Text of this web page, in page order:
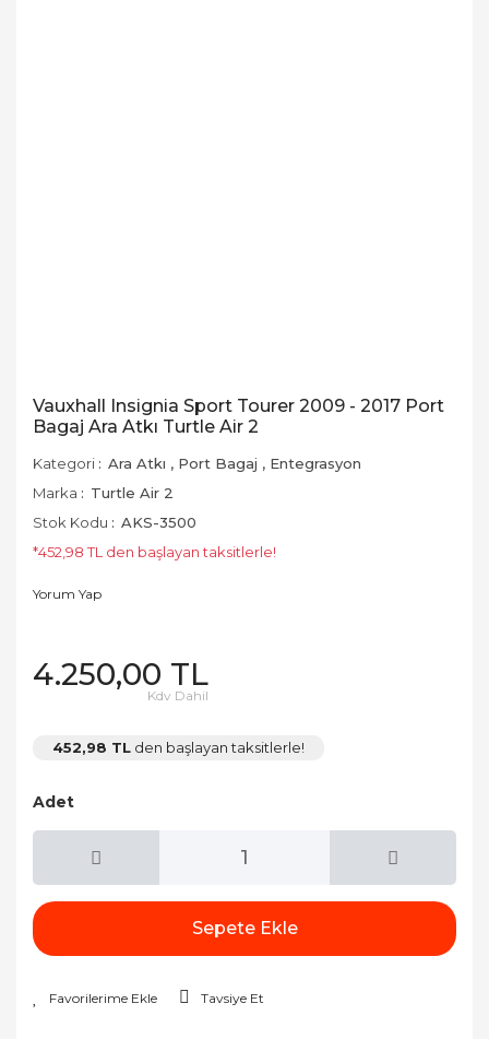
Vauxhall Insignia Sport Tourer 2009 - 2017 Port
Bagaj Ara Atkı Turtle Air 2
Kategori Ara Atkı , Port Bagaj , Entegrasyon
Marka
Turtle Air 2
Stok Kodu
AKS-3500
*452,98 TL den başlayan taksitlerle!
Yorum Yap
4.250,00 TL
Kdv Dahil
452,98 TL den başlayan taksitlerle!
Adet
Sepete Ekle
Tavsiye Et